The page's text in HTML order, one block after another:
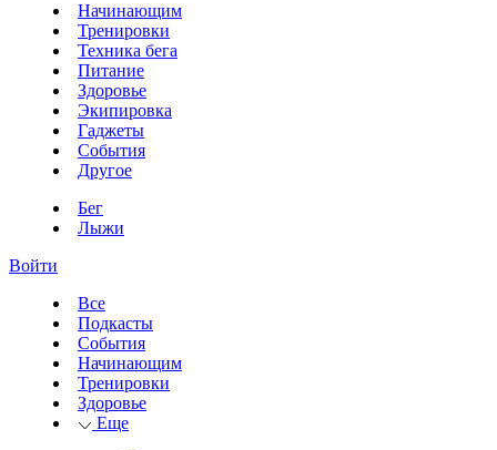
Начинающим
Тренировки
Техника бега
Питание
Здоровье
Экипировка
Гаджеты
События
Другое
Бег
Лыжи
Войти
Все
Подкасты
События
Начинающим
Тренировки
Здоровье
Еще